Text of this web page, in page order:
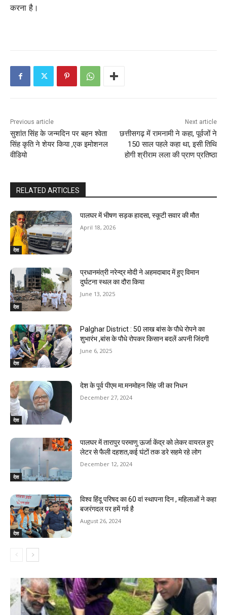
करना है।
Previous article
सुशांत सिंह के जन्मदिन पर बहन श्वेता
सिंह कृति ने शेयर किया ,एक इमोशनल
वीडियो
Next article
छत्तीसगढ़ में रामनामी ने कहा, पूर्वजों ने
150 साल पहले कहा था, इसी तिथि
होगी श्रीराम लला की प्राण प्रतिष्‍ठा
RELATED ARTICLES
देश
पालघर में भीषण सड़क हादसा, स्कूटी सवार की मौत
April 18, 2026
देश
प्रधानमंत्री नरेन्द्र मोदी ने अहमदाबाद में हुए विमान
दुर्घटना स्थल का दौरा किया
June 13, 2025
देश
Palghar District : 50 लाख बांस के पौधे रोपने का
शुभारंभ ,बांस के पौधे रोपकर किसान बदलें अपनी जिंदगी
June 6, 2025
देश
देश के पूर्व पीएम मा.मनमोहन सिंह जी का निधन
December 27, 2024
देश
पालघर में तारापुर परमाणु ऊर्जा केंद्र को लेकर वायरल हुए
लेटर से फैली दहशत,कई घंटों तक डरे सहमे रहे लोग
December 12, 2024
देश
विश्व हिंदू परिषद का 60 वां स्थापना दिन , महिलाओं ने कहा
बजरंगदल पर हमें गर्व है
August 26, 2024